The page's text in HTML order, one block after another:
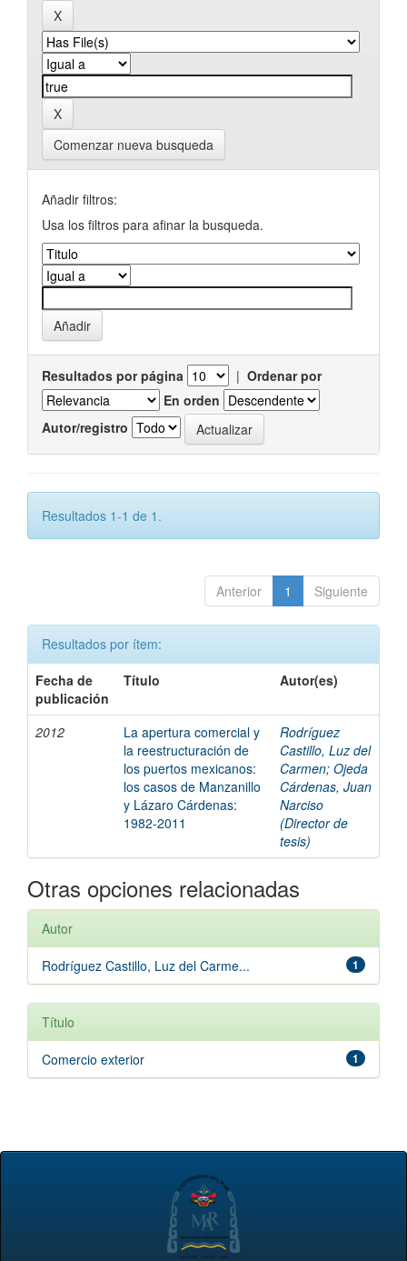
Comenzar nueva busqueda
Añadir filtros:
Usa los filtros para afinar la busqueda.
Resultados por página | Ordenar por
En orden
Autor/registro
Resultados 1-1 de 1.
Anterior 1 Siguiente
Resultados por ítem:
Fecha de
publicación
Título Autor(es)
2012
La apertura comercial y
la reestructuración de
los puertos mexicanos:
los casos de Manzanillo
y Lázaro Cárdenas:
1982-2011
Rodríguez
Castillo, Luz del
Carmen; Ojeda
Cárdenas, Juan
Narciso
(Director de
tesis)
Otras opciones relacionadas
Autor
1
Rodríguez Castillo, Luz del Carme...
Título
1
Comercio exterior